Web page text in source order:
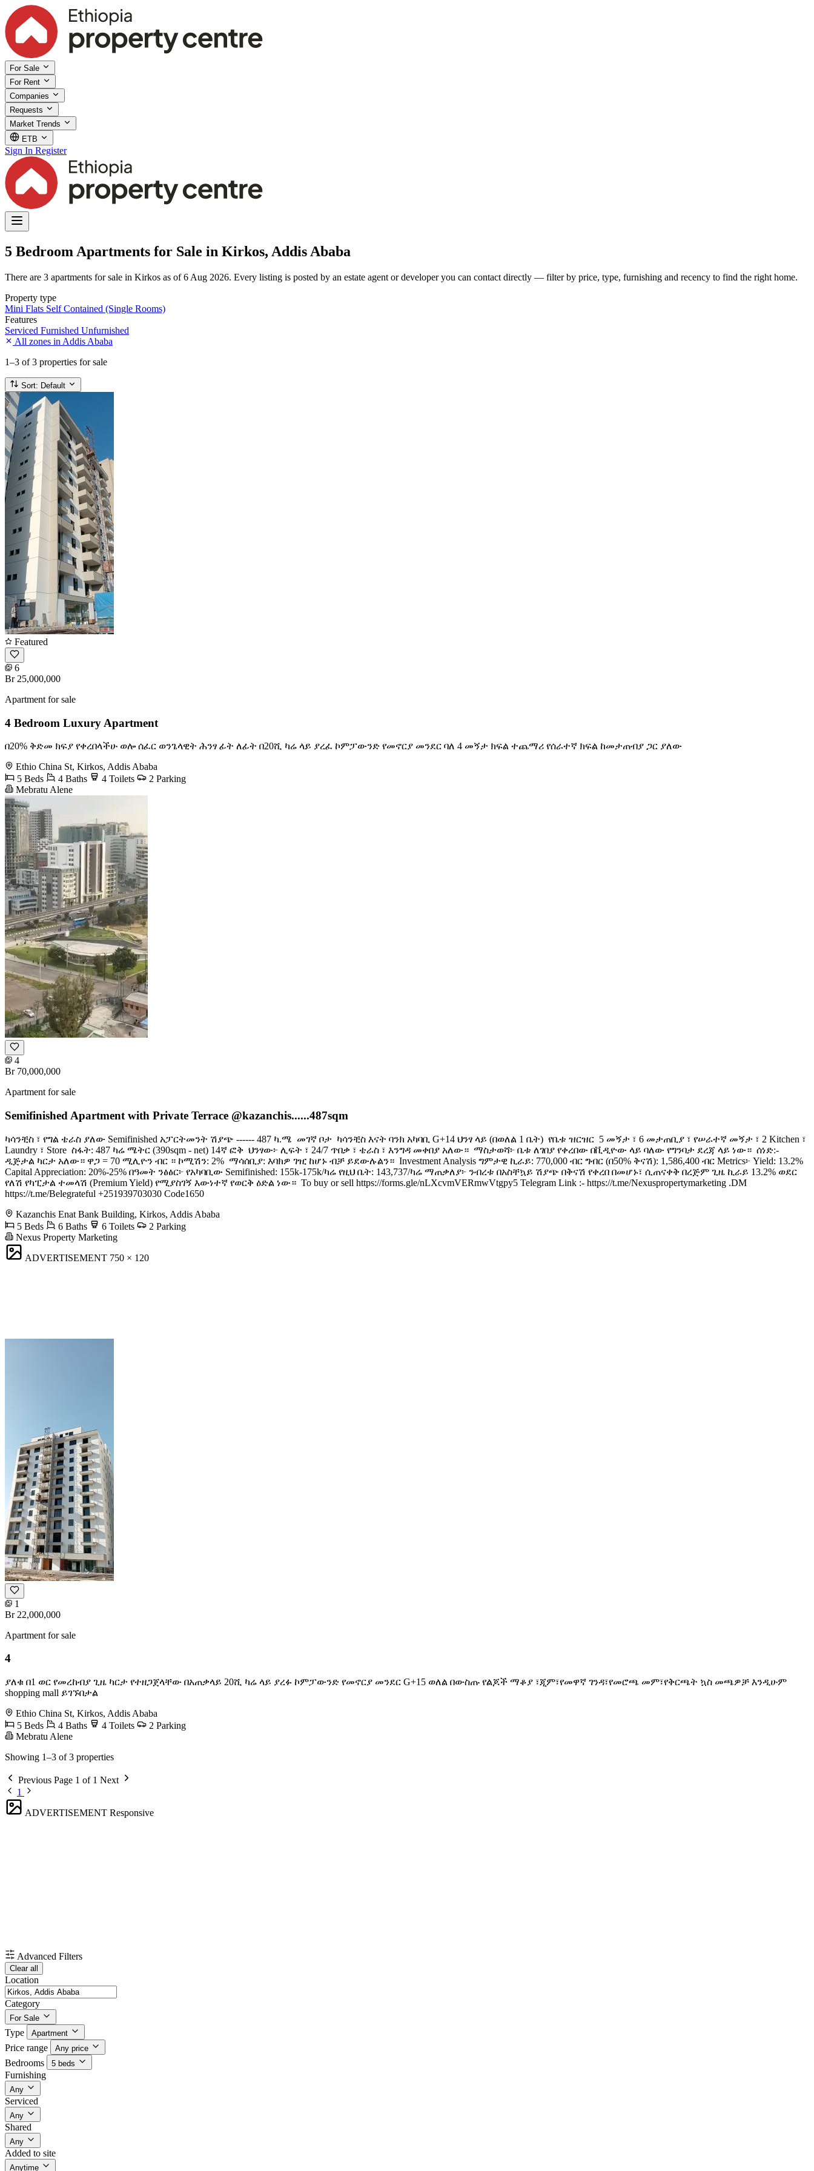
For Sale
For Rent
Companies
Requests
Market Trends
ETB
Sign In Register
5 Bedroom Apartments for Sale in Kirkos, Addis Ababa
There are 3 apartments for sale in Kirkos as of 6 Aug 2026. Every listing is posted by an estate agent or developer you can contact directly — filter by price, type, furnishing and recency to find the right home.
Property type
Mini Flats Self Contained (Single Rooms)
Features
Serviced Furnished Unfurnished
All zones in Addis Ababa
1–3 of 3 properties for sale
Sort: Default
Featured
6
Br 25,000,000
Apartment for sale
4 Bedroom Luxury Apartment
በ20% ቅድመ ክፍያ የቀረበላችሁ ወሎ ሰፈር ወንጌላዊት ሕንፃ ፊት ለፊት በ20ሺ ካሬ ላይ ያረፈ ኮምፓውንድ የመኖርያ መንደር ባለ 4 መኝታ ክፍል ተጨማሪ የሰራተኛ ክፍል ከመታጠብያ ጋር ያለው
Ethio China St, Kirkos, Addis Ababa
5 Beds
4 Baths 4 Toilets
2 Parking
Mebratu Alene
4
Br 70,000,000
Apartment for sale
Semifinished Apartment with Private Terrace @kazanchis......487sqm
ካሳንቺስ ፣ የግል ቴራስ ያለው Semifinished አፓርትመንት ሽያጭ ------ 487 ካ.ሜ ​ መገኛ ቦታ ️ ካሳንቺስ እናት ባንክ አካባቢ G+14 ህንፃ ላይ (በወለል 1 ቤት) ​ የቤቱ ዝርዝር ️ 5 መኝታ ፣ 6 መታጠቢያ ፣ የሠራተኛ መኝታ ፣ 2 Kitchen ፣
Laundry ፣ Store ️ ስፋት: 487 ካሬ ሜትር (390sqm - net) 14ኛ ፎቅ ️ ህንፃው፦ ሊፍት ፣ 24/7 ጥበቃ ፣ ቴራስ ፣ እንግዳ መቀበያ አለው። ️ ማስታወሻ፦ ቤቱ ለገበያ የቀረበው በቪዲዮው ላይ ባለው የግንባታ ደረጃ ላይ ነው። ​ ሰነድ:-
ዲጅታል ካርታ አለው። ዋጋ = 70 ሚሊዮን ብር ። ኮሚሽን: 2% ️ ማሳሰቢያ: እባክዎ ገዢ ከሆኑ ብቻ ይደውሉልን። ​ Investment Analysis ግምታዊ ኪራይ: 770,000 ብር ግብር (በ50% ቅናሽ): 1,586,400 ብር Metrics፦ Yield: 13.2%
Capital Appreciation: 20%-25% በዓመት ንፅፅር፦ የአካባቢው Semifinished: 155k-175k/ካሬ የዚህ ቤት: 143,737/ካሬ ማጠቃለያ፦ ንብረቱ በአስቸኳይ ሽያጭ በቅናሽ የቀረበ በመሆኑ፣ ሲጠናቀቅ በረጅም ጊዜ ኪራይ 13.2% ወደር
የለሽ የካፒታል ተመላሽ (Premium Yield) የሚያስገኝ እውነተኛ የወርቅ ዕድል ነው። ​ To buy or sell https://forms.gle/nLXcvmVERmwVtgpy5 Telegram Link :- https://t.me/Nexuspropertymarketing .DM
https://t.me/Belegrateful +251939703030 ​Code1650
Kazanchis Enat Bank Building, Kirkos, Addis Ababa
5 Beds
6 Baths 6 Toilets
2 Parking
Nexus Property Marketing
ADVERTISEMENT 750 × 120
1
Br 22,000,000
Apartment for sale
4
ያለቁ በ1 ወር የመረከብያ ጊዜ ካርታ የተዘጋጀላቸው በአጠቃላይ 20ሺ ካሬ ላይ ያረፉ ኮምፓውንድ የመኖርያ መንደር G+15 ወለል በውስጡ የልጆች ማቆያ ፣ጂም፣የመዋኛ ገንዳ፣የመሮጫ መም፣የቅርጫት ኳስ መጫዎቻ እንዲሁም
shopping mall ይገኙበታል
Ethio China St, Kirkos, Addis Ababa
5 Beds
4 Baths 4 Toilets
2 Parking
Mebratu Alene
Showing 1–3 of 3 properties
Previous Page 1 of 1 Next
1
ADVERTISEMENT Responsive
Advanced Filters
Clear all
Location
Category
For Sale
Type Apartment
Price range Any price
Bedrooms 5 beds
Furnishing
Any
Serviced
Any
Shared
Any
Added to site
Anytime